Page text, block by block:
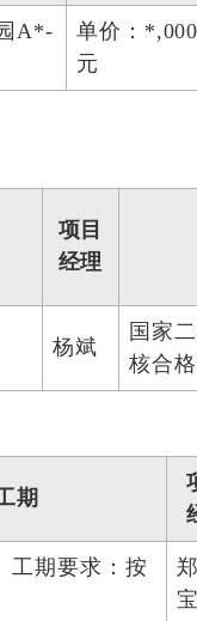
A*-
单价：
元
项目
经理
杨斌
国家
核合
期
工期要求：按
宝